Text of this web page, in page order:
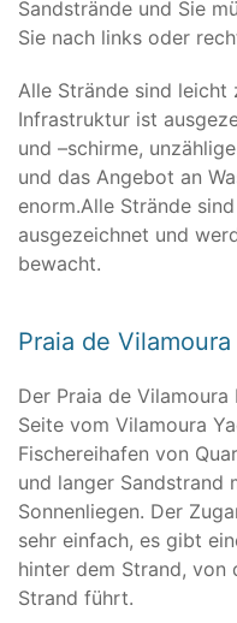
Sandstrände und Sie
Sie nach links oder
Alle Strände sind leicht
Infrastruktur ist
und –schirme,
und das Angebot an
enorm.Alle Strände
ausgezeichnet und
bewacht.
Praia de Vilamoura
Der Praia de
Seite vom Vilamoura
Fischereihafen von
und langer Sandstrand
Sonnenliegen. Der
sehr einfach, es gibt
hinter dem Strand, von
Strand führt.